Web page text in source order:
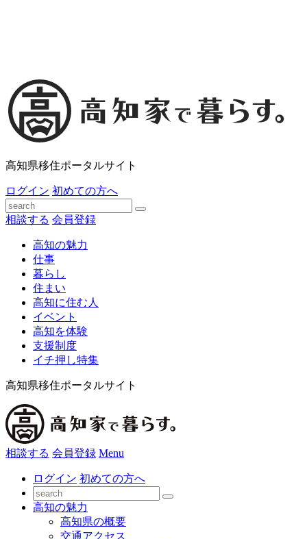
高知県移住ポータルサイト
ログイン 初めての方へ
相談する 会員登録
高知の魅力
仕事
暮らし
住まい
高知に住む人
イベント
高知を体験
支援制度
イチ押し特集
高知県移住ポータルサイト
相談する 会員登録 Menu
ログイン 初めての方へ
高知の魅力
高知県の概要
交通アクセス